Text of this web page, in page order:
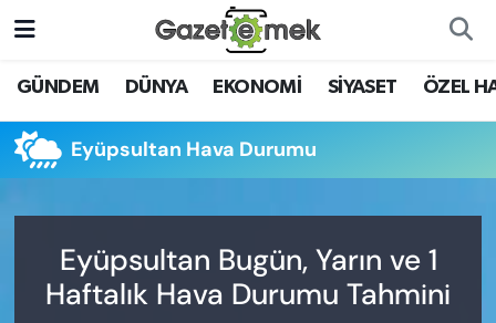
GÜNDEM DÜNYA EKONOMİ SİYASET ÖZEL
Eyüpsultan Hava Durumu
Eyüpsultan Bugün, Yarın ve 1
Haftalık Hava Durumu Tahmini
DÜNYA
EKONOMİ
YENİ MEDYADA EMEK
GAZETECİLİĞİNİ GELİŞTİRMEK
Nöbetçi Eczaneler
Hava Durumu
Trafik Durumu
Süper Lig Puan Durumu ve Fikstür